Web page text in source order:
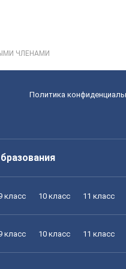
ЧЛЕНАМИ
Политика
класс 10 класс 11 класс
класс 10 класс 11 класс